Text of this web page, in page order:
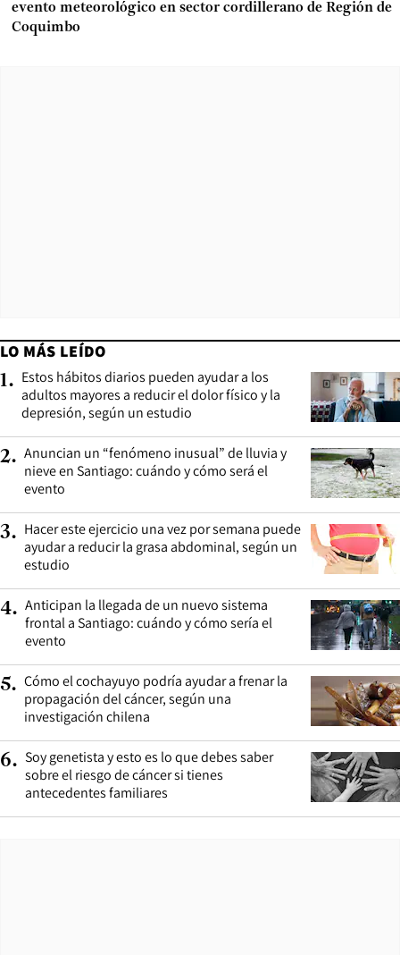
evento meteorológico en sector cordillerano de Región de
Coquimbo
LO MÁS LEÍDO
1. Estos hábitos diarios pueden ayudar a los
adultos mayores a reducir el dolor físico y la
depresión, según un estudio
2. Anuncian un “fenómeno inusual” de lluvia y
nieve en Santiago: cuándo y cómo será el
evento
3. Hacer este ejercicio una vez por semana puede
ayudar a reducir la grasa abdominal, según un
estudio
4. Anticipan la llegada de un nuevo sistema
frontal a Santiago: cuándo y cómo sería el
evento
5. Cómo el cochayuyo podría ayudar a frenar la
propagación del cáncer, según una
investigación chilena
6. Soy genetista y esto es lo que debes saber
sobre el riesgo de cáncer si tienes
antecedentes familiares